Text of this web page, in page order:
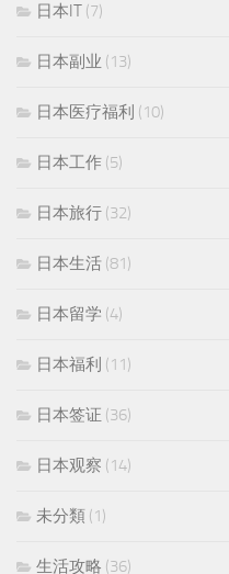
日本IT (7)
日本副业 (13)
日本医疗福利 (10)
日本工作 (5)
日本旅行 (32)
日本生活 (81)
日本留学 (4)
日本福利 (11)
日本签证 (36)
日本观察 (14)
未分類 (1)
生活攻略 (36)